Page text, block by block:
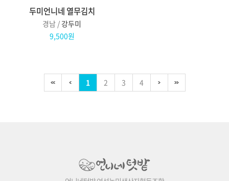
두미언니네 열무김치
경남 / 강두미
9,500원
1 2 3 4